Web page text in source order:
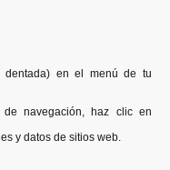
dentada) en el menú de tu
navegación, haz clic en
y datos de sitios web.